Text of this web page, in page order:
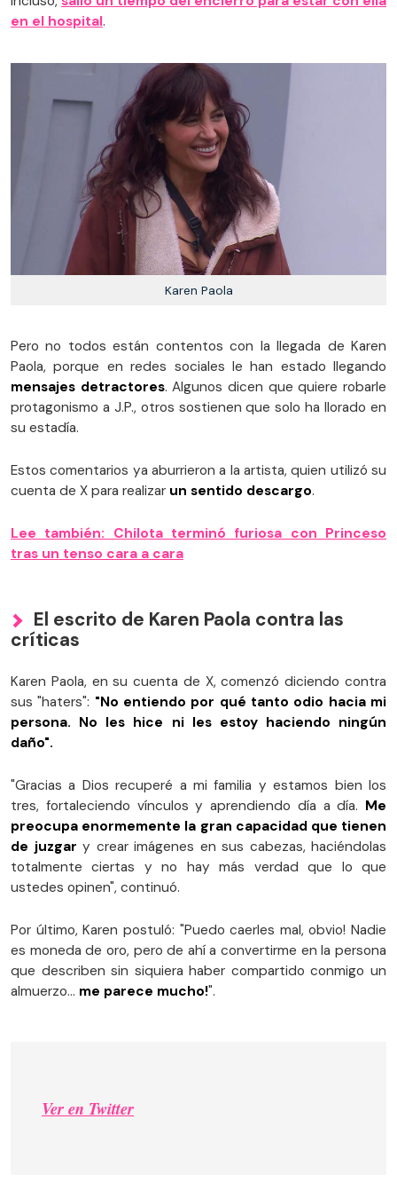
en el hospital.
Karen Paola
Pero no todos están contentos con la llegada de Karen
Paola, porque en redes sociales le han estado llegando
mensajes detractores. Algunos dicen que quiere robarle
protagonismo a J.P., otros sostienen que solo ha llorado en
su estadía.
Estos comentarios ya aburrieron a la artista, quien utilizó su
cuenta de X para realizar un sentido descargo.
Lee también: Chilota terminó furiosa con Princeso
tras un tenso cara a cara
El escrito de Karen Paola contra las
críticas
Karen Paola, en su cuenta de X, comenzó diciendo contra
sus "haters": "No entiendo por qué tanto odio hacia mi
persona. No les hice ni les estoy haciendo ningún
daño".
"Gracias a Dios recuperé a mi familia y estamos bien los
tres, fortaleciendo vínculos y aprendiendo día a día. Me
preocupa enormemente la gran capacidad que tienen
de juzgar y crear imágenes en sus cabezas, haciéndolas
totalmente ciertas y no hay más verdad que lo que
ustedes opinen", continuó.
Por último, Karen postuló: "Puedo caerles mal, obvio! Nadie
es moneda de oro, pero de ahí a convertirme en la persona
que describen sin siquiera haber compartido conmigo un
almuerzo… me parece mucho!".
Ver en Twitter